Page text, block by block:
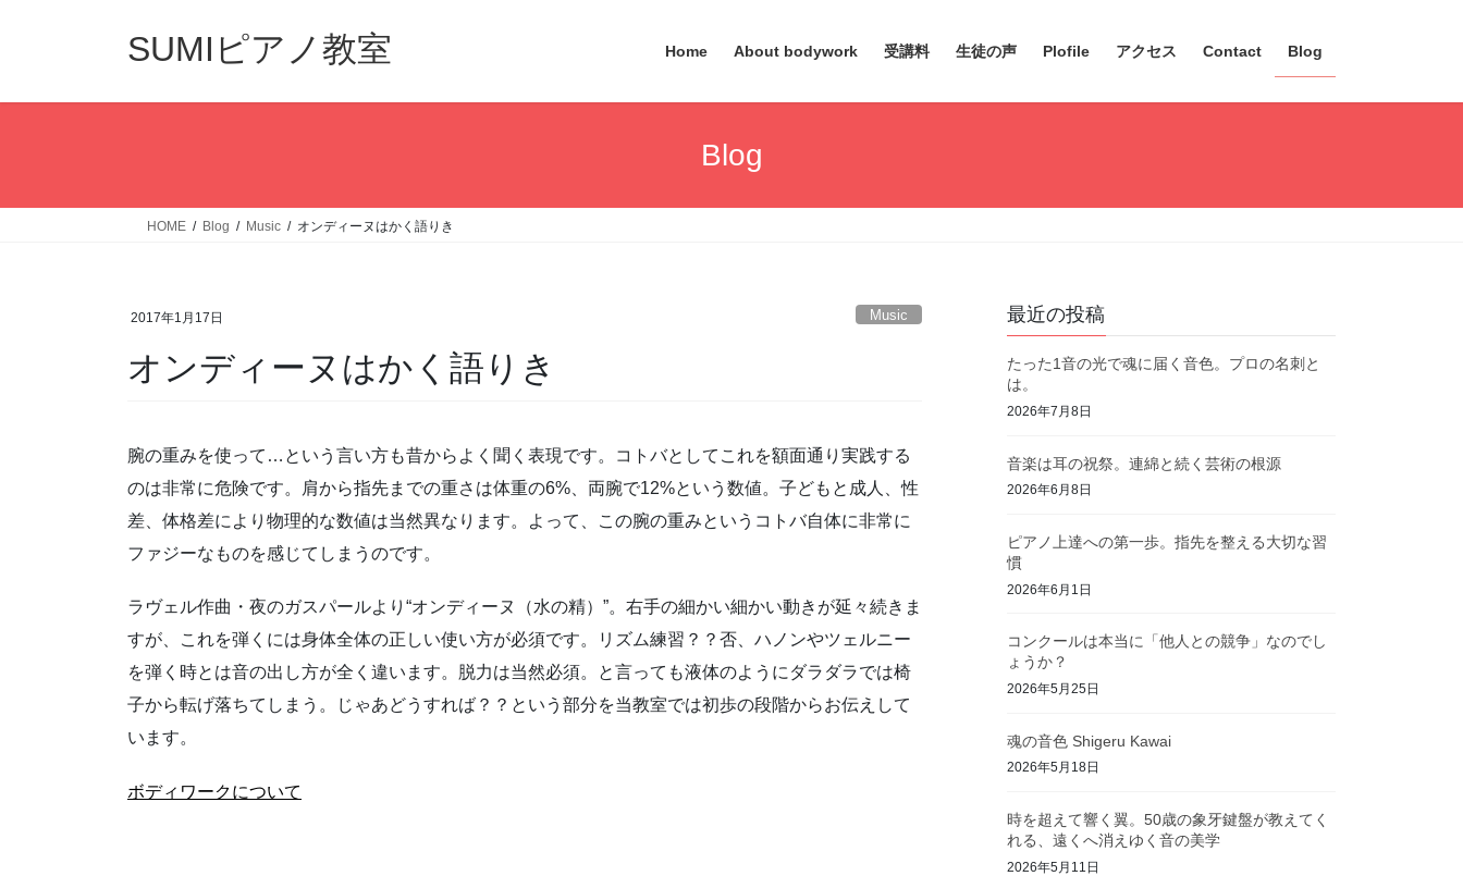
SUMIピアノ教室 Home About bodywork 受講料 生徒の声 Plofile アクセス Contact Blog
Blog
HOME Blog Music オンディーヌはかく語りき
2017年1月17日 Music
オンディーヌはかく語りき
腕の重みを使って…という言い方も昔からよく聞く表現です。コトバとしてこれを額面通り実践する
のは非常に危険です。肩から指先までの重さは体重の6%、両腕で12%という数値。子どもと成人、性
差、体格差により物理的な数値は当然異なります。よって、この腕の重みというコトバ自体に非常に
ファジーなものを感じてしまうのです。
ラヴェル作曲・夜のガスパールより“オンディーヌ（水の精）”。右手の細かい細かい動きが延々続きま
すが、これを弾くには身体全体の正しい使い方が必須です。リズム練習？？否、ハノンやツェルニー
を弾く時とは音の出し方が全く違います。脱力は当然必須。と言っても液体のようにダラダラでは椅
子から転げ落ちてしまう。じゃあどうすれば？？という部分を当教室では初歩の段階からお伝えして
います。
ボディワークについて
最近の投稿
たった1音の光で魂に届く音色。プロの名刺と
は。
2026年7月8日
音楽は耳の祝祭。連綿と続く芸術の根源
2026年6月8日
ピアノ上達への第一歩。指先を整える大切な習
慣
2026年6月1日
コンクールは本当に「他人との競争」なのでし
ょうか？
2026年5月25日
魂の音色 Shigeru Kawai
2026年5月18日
時を超えて響く翼。50歳の象牙鍵盤が教えてく
れる、遠くへ消えゆく音の美学
2026年5月11日